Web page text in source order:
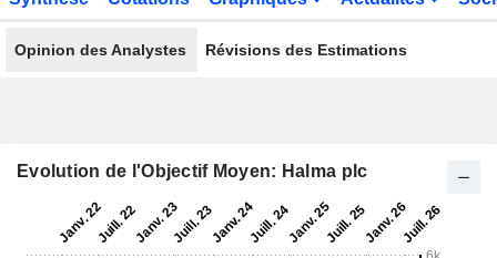
Opinion des Analystes Révisions des Estimations
Evolution de l'Objectif Moyen: Halma plc